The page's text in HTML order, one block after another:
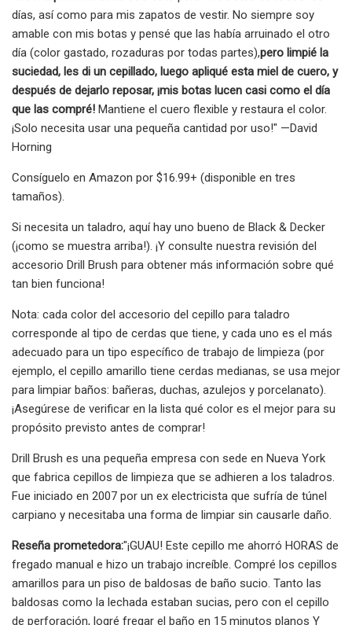
días, así como para mis zapatos de vestir. No siempre soy
amable con mis botas y pensé que las había arruinado el otro
día (color gastado, rozaduras por todas partes),pero limpié la
suciedad, les di un cepillado, luego apliqué esta miel de cuero, y
después de dejarlo reposar, ¡mis botas lucen casi como el día
que las compré! Mantiene el cuero flexible y restaura el color.
¡Solo necesita usar una pequeña cantidad por uso!" —David
Horning
Consíguelo en Amazon por $16.99+ (disponible en tres
tamaños).
Si necesita un taladro, aquí hay uno bueno de Black & Decker
(¡como se muestra arriba!). ¡Y consulte nuestra revisión del
accesorio Drill Brush para obtener más información sobre qué
tan bien funciona!
Nota: cada color del accesorio del cepillo para taladro
corresponde al tipo de cerdas que tiene, y cada uno es el más
adecuado para un tipo específico de trabajo de limpieza (por
ejemplo, el cepillo amarillo tiene cerdas medianas, se usa mejor
para limpiar baños: bañeras, duchas, azulejos y porcelanato).
¡Asegúrese de verificar en la lista qué color es el mejor para su
propósito previsto antes de comprar!
Drill Brush es una pequeña empresa con sede en Nueva York
que fabrica cepillos de limpieza que se adhieren a los taladros.
Fue iniciado en 2007 por un ex electricista que sufría de túnel
carpiano y necesitaba una forma de limpiar sin causarle daño.
Reseña prometedora:"¡GUAU! Este cepillo me ahorró HORAS de
fregado manual e hizo un trabajo increíble. Compré los cepillos
amarillos para un piso de baldosas de baño sucio. Tanto las
baldosas como la lechada estaban sucias, pero con el cepillo
de perforación, logré fregar el baño en 15 minutos planos Y